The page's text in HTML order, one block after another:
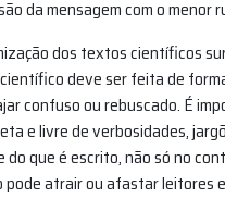
da mensagem com o menor
dos textos científicos
deve ser feita de
confuso ou rebuscado. É
e livre de verbosidades,
do que é escrito, não só no
pode atrair ou afastar leitores